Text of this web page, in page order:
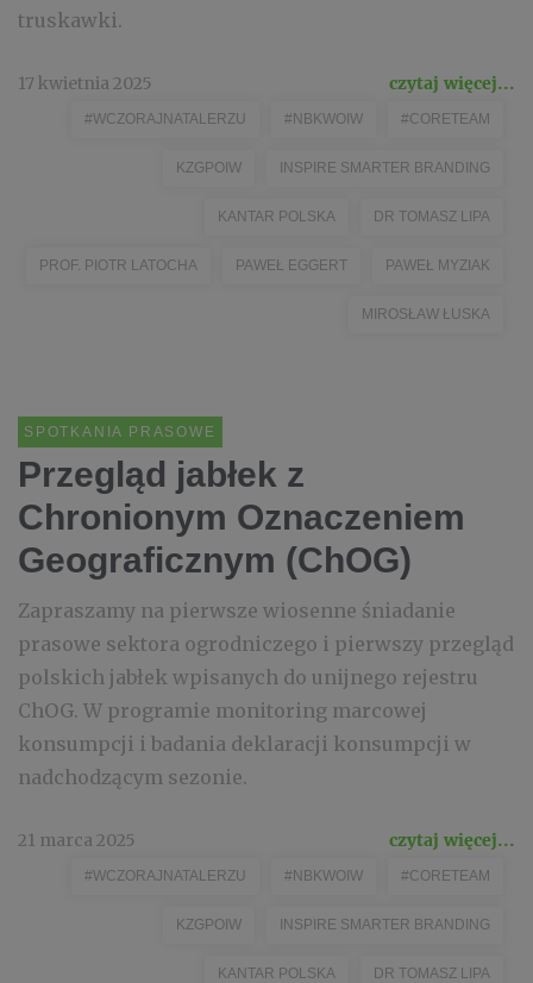
truskawki.
17 kwietnia 2025 czytaj więcej...
#WCZORAJNATALERZU #NBKWOIW #CORETEAM
KZGPOIW INSPIRE SMARTER BRANDING
KANTAR POLSKA DR TOMASZ LIPA
PROF. PIOTR LATOCHA PAWEŁ EGGERT PAWEŁ MYZIAK
MIROSŁAW ŁUSKA
SPOTKANIA PRASOWE
Przegląd jabłek z
Chronionym Oznaczeniem
Geograficznym (ChOG)
Zapraszamy na pierwsze wiosenne śniadanie
prasowe sektora ogrodniczego i pierwszy przegląd
polskich jabłek wpisanych do unijnego rejestru
ChOG. W programie monitoring marcowej
konsumpcji i badania deklaracji konsumpcji w
nadchodzącym sezonie.
21 marca 2025 czytaj więcej...
#WCZORAJNATALERZU #NBKWOIW #CORETEAM
KZGPOIW INSPIRE SMARTER BRANDING
KANTAR POLSKA DR TOMASZ LIPA